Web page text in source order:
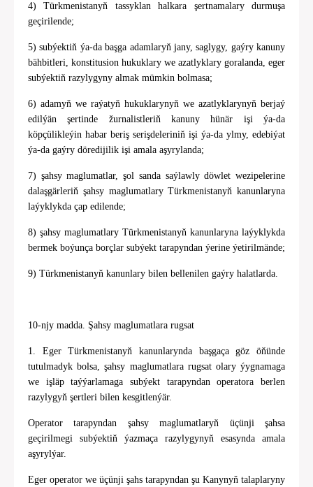
4) Türkmenistanyň tassyklan halkara şertnamalary durmuşa
geçirilende;
5) subýektiň ýa-da başga adamlaryň jany, saglygy, gaýry kanuny
bähbitleri, konstitusion hukuklary we azatlyklary goralanda, eger
subýektiň razylygyny almak mümkin bolmasa;
6) adamyň we raýatyň hukuklarynyň we azatlyklarynyň berjaý
edilýän şertinde žurnalistleriň kanuny hünär işi ýa-da
köpçülikleýin habar beriş serişdeleriniň işi ýa-da ylmy, edebiýat
ýa-da gaýry döredijilik işi amala aşyrylanda;
7) şahsy maglumatlar, şol sanda saýlawly döwlet wezipelerine
dalaşgärleriň şahsy maglumatlary Türkmenistanyň kanunlaryna
laýyklykda çap edilende;
8) şahsy maglumatlary Türkmenistanyň kanunlaryna laýyklykda
bermek boýunça borçlar subýekt tarapyndan ýerine ýetirilmände;
9) Türkmenistanyň kanunlary bilen bellenilen gaýry halatlarda.
10-njy madda. Şahsy maglumatlara rugsat
1. Eger Türkmenistanyň kanunlarynda başgaça göz öňünde
tutulmadyk bolsa, şahsy maglumatlara rugsat olary ýygnamaga
we işläp taýýarlamaga subýekt tarapyndan operatora berlen
razylygyň şertleri bilen kesgitlenýär.
Operator tarapyndan şahsy maglumatlaryň üçünji şahsa
geçirilmegi subýektiň ýazmaça razylygynyň esasynda amala
aşyrylýar.
Eger operator we üçünji şahs tarapyndan şu Kanynyň talaplaryny